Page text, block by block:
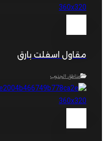
مقاول اسفلت بارق
مناطق الجنوب